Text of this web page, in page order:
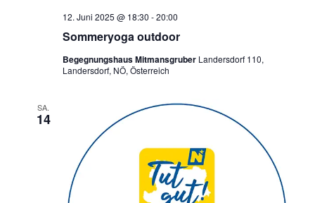
Sommeryoga outdoor
12. Juni 2025 @ 18:30 -20:00
Begegnungshaus Mitmansgruber Landersdorf 110,
Landersdorf, NÖ, Österreich
SA.
14